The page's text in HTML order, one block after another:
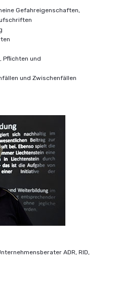
Gefahreigenschaften,
Pflichten und
und Zwischenfällen
ADR, RID,